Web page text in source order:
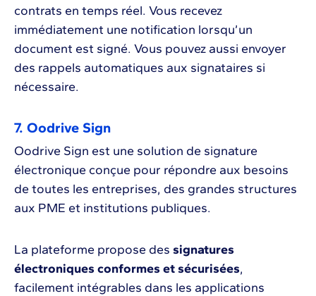
contrats en temps réel. Vous recevez
immédiatement une notification lorsqu’un
document est signé. Vous pouvez aussi envoyer
des rappels automatiques aux signataires si
nécessaire.
7. Oodrive Sign
Oodrive Sign est une solution de signature
électronique conçue pour répondre aux besoins
de toutes les entreprises, des grandes structures
aux PME et institutions publiques.
La plateforme propose des signatures
électroniques conformes et sécurisées,
facilement intégrables dans les applications